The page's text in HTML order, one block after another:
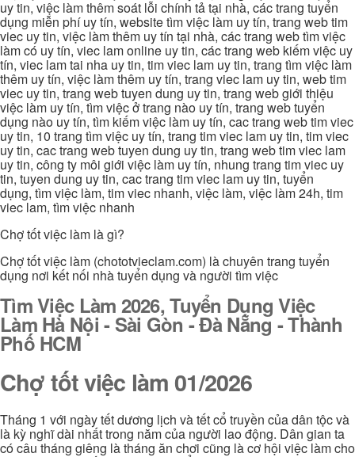
uy tin, việc làm thêm soát lỗi chính tả tại nhà, các trang tuyển
dụng miễn phí uy tín, website tìm việc làm uy tín, trang web tim
viec uy tin, việc làm thêm uy tín tại nhà, các trang web tìm việc
làm có uy tín, viec lam online uy tin, các trang web kiếm việc uy
tín, viec lam tai nha uy tin, tim viec lam uy tin, trang tìm việc làm
thêm uy tín, việc làm thêm uy tín, trang viec lam uy tin, web tim
viec uy tin, trang web tuyen dung uy tin, trang web giới thiệu
việc làm uy tín, tìm việc ở trang nào uy tín, trang web tuyển
dụng nào uy tín, tìm kiếm việc làm uy tín, cac trang web tim viec
uy tin, 10 trang tìm việc uy tín, trang tim viec lam uy tin, tim viec
uy tin, cac trang web tuyen dung uy tin, trang web tim viec lam
uy tin, công ty môi giới việc làm uy tín, nhung trang tim viec uy
tin, tuyen dung uy tin, cac trang tim viec lam uy tin, tuyển
dụng, tìm việc làm, tim viec nhanh, việc làm, việc làm 24h, tim
viec lam, tìm việc nhanh
Chợ tốt việc làm là gì?
Chợ tốt việc làm (chototvieclam.com) là chuyên trang tuyển
dụng nơi kết nối nhà tuyển dụng và người tìm việc
Tìm Việc Làm 2026, Tuyển Dụng Việc
Làm Hà Nội - Sài Gòn - Đà Nẵng - Thành
Phố HCM
Chợ tốt việc làm 01/2026
Tháng 1 với ngày tết dương lịch và tết cổ truyền của dân tộc và
là kỳ nghĩ dài nhất trong năm của người lao động. Dân gian ta
có câu tháng giêng là tháng ăn chơi cũng là cơ hội việc làm cho